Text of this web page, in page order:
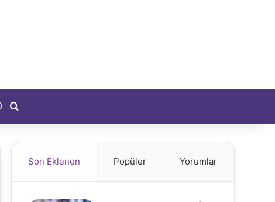
Kayıt Ol
Son Eklenen Popüler Yorumlar